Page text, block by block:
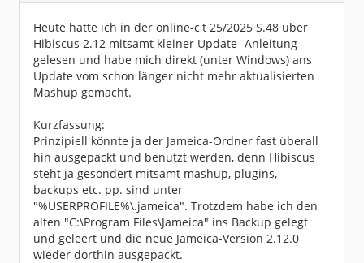
Dabei seit:
12 / 2025
Heute hatte ich in der online-c't 25/2025 S.48 über
Hibiscus 2.12 mitsamt kleiner Update -Anleitung
gelesen und habe mich direkt (unter Windows) ans
Update vom schon länger nicht mehr aktualisierten
Mashup gemacht.
Kurzfassung:
Prinzipiell könnte ja der Jameica-Ordner fast überall
hin ausgepackt und benutzt werden, denn Hibiscus
steht ja gesondert mitsamt mashup, plugins,
backups etc. pp. sind unter
"%USERPROFILE%\.jameica". Trotzdem habe ich den
alten "C:\Program Files\Jameica" ins Backup gelegt
und geleert und die neue Jameica-Version 2.12.0
wieder dorthin ausgepackt.